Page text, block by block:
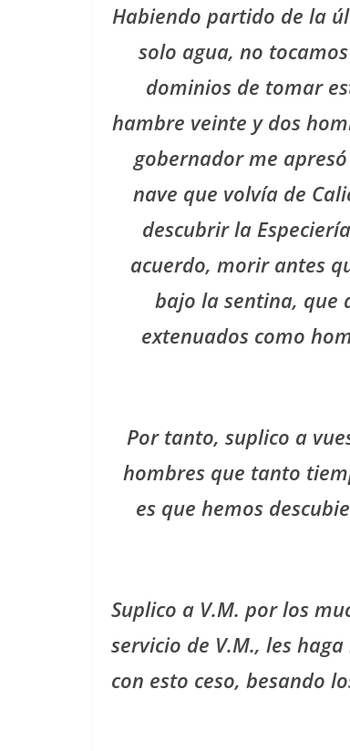
Habiendo partido de la
solo agua, no
dominios de tomar
hambre veinte y dos
gobernador me
nave que volvía de
descubrir la
acuerdo, morir antes
bajo la sentina, que
extenuados como
Por tanto, suplico a
hombres que tanto
es que hemos
Suplico a V.M. por los
servicio de V.M., les
con esto ceso, besando